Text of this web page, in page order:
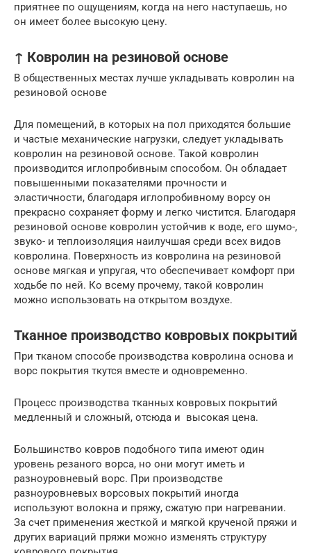
приятнее по ощущениям, когда на него наступаешь, но
он имеет более высокую цену.
↑ Ковролин на резиновой основе
В общественных местах лучше укладывать ковролин на
резиновой основе
Для помещений, в которых на пол приходятся большие
и частые механические нагрузки, следует укладывать
ковролин на резиновой основе. Такой ковролин
производится иглопробивным способом. Он обладает
повышенными показателями прочности и
эластичности, благодаря иглопробивному ворсу он
прекрасно сохраняет форму и легко чистится. Благодаря
резиновой основе ковролин устойчив к воде, его шумо-,
звуко- и теплоизоляция наилучшая среди всех видов
ковролина. Поверхность из ковролина на резиновой
основе мягкая и упругая, что обеспечивает комфорт при
ходьбе по ней. Ко всему прочему, такой ковролин
можно использовать на открытом воздухе.
Тканное производство ковровых покрытий
При тканом способе производства ковролина основа и
ворс покрытия ткутся вместе и одновременно.
Процесс производства тканных ковровых покрытий
медленный и сложный, отсюда и высокая цена.
Большинство ковров подобного типа имеют один
уровень резаного ворса, но они могут иметь и
разноуровневый ворс. При производстве
разноуровневых ворсовых покрытий иногда
используют волокна и пряжу, сжатую при нагревании.
За счет применения жесткой и мягкой крученой пряжи и
других вариаций пряжи можно изменять структуру